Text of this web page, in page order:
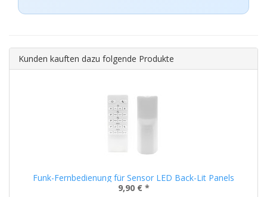
Kunden kauften dazu folgende Produkte
Funk-Fernbedienung für Sensor LED Back-Lit Panels
9,90 € *